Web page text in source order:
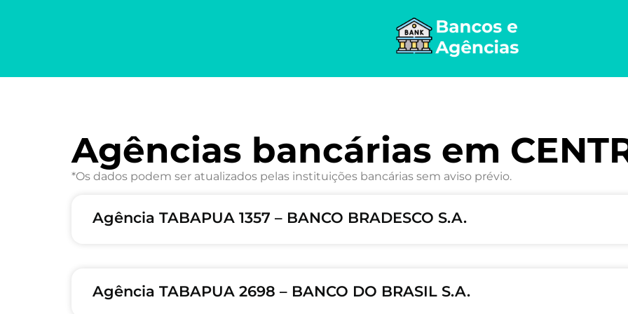
Agências bancárias em
*Os dados podem ser atualizados pelas instituições bancárias sem aviso prévio.
Agência TABAPUA 1357 – BANCO BRADESCO S.A.
Agência TABAPUA 2698 – BANCO DO BRASIL S.A.